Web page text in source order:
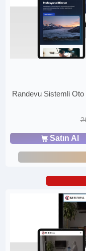
Randevu Sistemli Oto
Satın Al